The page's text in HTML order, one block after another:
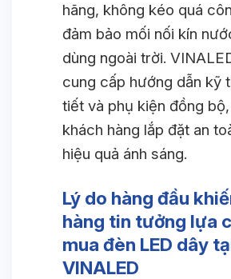
hãng, không kéo quá
đảm bảo mối nối kín
dùng ngoài trời.
cung cấp hướng dẫn kỹ
tiết và phụ kiện đồng
khách hàng lắp đặt an
hiệu quả ánh sáng.
Lý do hàng đầu
hàng tin tưởng lựa
mua đèn LED dây
VINALED